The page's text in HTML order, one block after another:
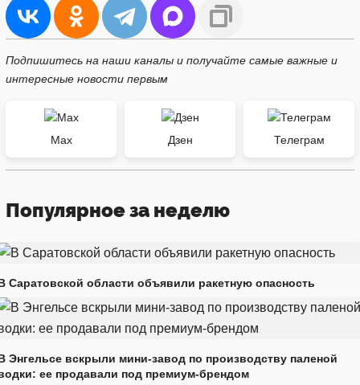
Подпишитесь на наши каналы и получайте самые важные и
интересные новости первым
Max Дзен Телеграм
Популярное за неделю
Саратовской области объявили ракетную опасность
Энгельсе вскрыли мини-завод по производству паленой
ее продавали под премиум-брендом